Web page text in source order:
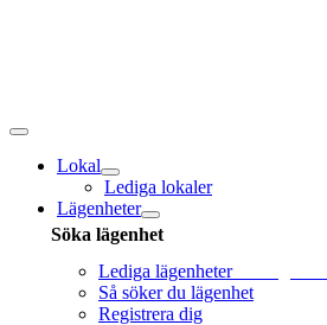
Toggle
navigation
Lokal
Lediga lokaler
Lägenheter
Söka lägenhet
Lediga lägenheterSök lägenhet!
Så söker du lägenhet
Registrera dig